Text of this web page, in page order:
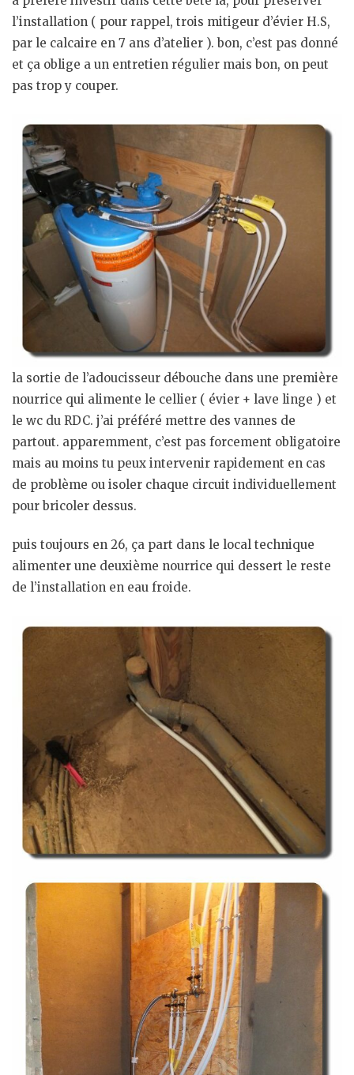
l’installation ( pour rappel, trois mitigeur d’évier H.S,
par le calcaire en 7 ans d’atelier ). bon, c’est pas donné
et ça oblige a un entretien régulier mais bon, on peut
pas trop y couper.
la sortie de l’adoucisseur débouche dans une première
nourrice qui alimente le cellier ( évier + lave linge ) et
le wc du RDC. j’ai préféré mettre des vannes de
partout. apparemment, c’est pas forcement obligatoire
mais au moins tu peux intervenir rapidement en cas
de problème ou isoler chaque circuit individuellement
pour bricoler dessus.
puis toujours en 26, ça part dans le local technique
alimenter une deuxième nourrice qui dessert le reste
de l’installation en eau froide.